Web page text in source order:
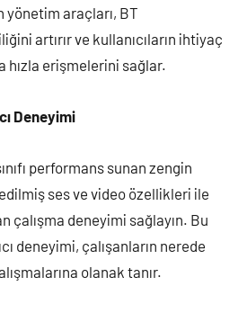
yönetim araçları, BT
artırır ve kullanıcıların ihtiyaç
hızla erişmelerini sağlar.
Deneyimi
performans sunan zengin
ses ve video özellikleri ile
çalışma deneyimi sağlayın. Bu
deneyimi, çalışanların nerede
olanak tanır.